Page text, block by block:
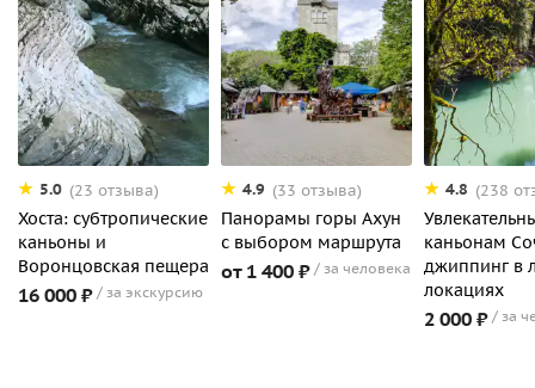
5.0 (23 отзыва)
Хоста: субтропические
каньоны и
Воронцовская пещера
16 000 ₽ за экскурсию
4.9 (33 отзыва)
Панорамы горы Ахун
с выбором маршрута
от 1 400 ₽ за человека
4.8 (238
каньонам
джиппинг в
локациях
2 000 ₽ за